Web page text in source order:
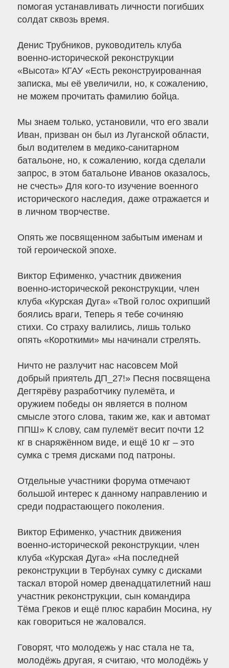
помогая устанавливать личности погибших
солдат сквозь время.
Денис Трубников, руководитель клуба
военно-исторической реконструкции
«Высота» КГАУ «Есть реконструированная
записка, мы её увеличили, но, к сожалению,
не можем прочитать фамилию бойца.
Мы знаем только, установили, что его звали
Иван, призван он был из Луганской области,
был водителем в медико-санитарном
батальоне, но, к сожалению, когда сделали
запрос, в этом батальоне Иванов оказалось,
не счесть» Для кого-то изучение военного
исторического наследия, даже отражается и
в личном творчестве.
Опять же посвященном забытым именам и
той героической эпохе.
Виктор Ефименко, участник движения
военно-исторической реконструкции, член
клуба «Курская Дуга» «Твой голос охрипший
боялись враги, Теперь я тебе сочиняю
стихи. Со страху валились, лишь только
опять «Короткими» мы начинали стрелять.
Ничто не разлучит нас насовсем Мой
добрый приятель ДП_27!» Песня посвящена
Дегтярёву разработчику пулемёта, и
оружием победы он является в полном
смысле этого слова, таким же, как и автомат
ППШ» К слову, сам пулемёт весит почти 12
кг в снаряжённом виде, и ещё 10 кг – это
сумка с тремя дисками под патроны.
Отдельные участники форума отмечают
большой интерес к данному направлению и
среди подрастающего поколения.
Виктор Ефименко, участник движения
военно-исторической реконструкции, член
клуба «Курская Дуга» «На последней
реконструкции в Тербунах сумку с дисками
таскал второй номер двенадцатилетний наш
участник реконструкции, сын командира
Тёма Греков и ещё плюс карабин Мосина, ну
как говориться не жаловался.
Говорят, что молодежь у нас стала не та,
молодёжь другая, я считаю, что молодёжь у